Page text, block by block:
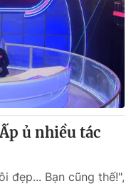
ủ nhiều tác
đẹp... Bạn cũng thế!",